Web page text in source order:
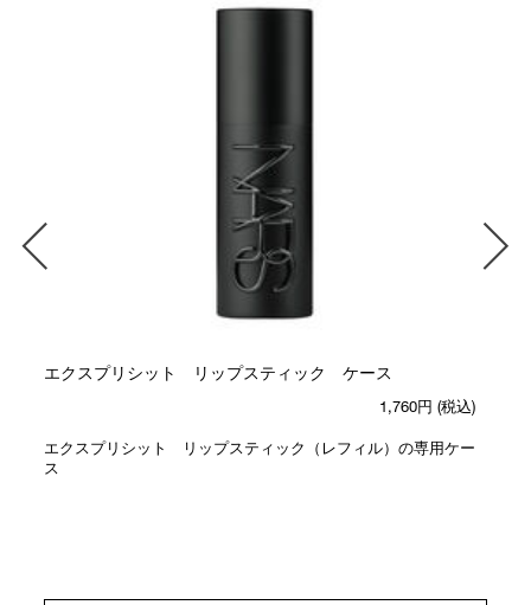
エクスプリシット リップスティック ケース
1,760円 (税込)
エクスプリシット リップスティック（レフィル）の専用ケー
ス